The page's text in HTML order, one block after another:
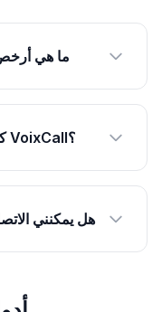
ما هي أرخص
كم تكلفة الاتصال بـ اليمن مع VoixCall؟
هل يمكنني